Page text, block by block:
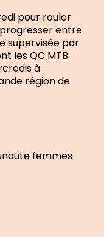
pour rouler
entre
supervisée par
les QC MTB
à
région de